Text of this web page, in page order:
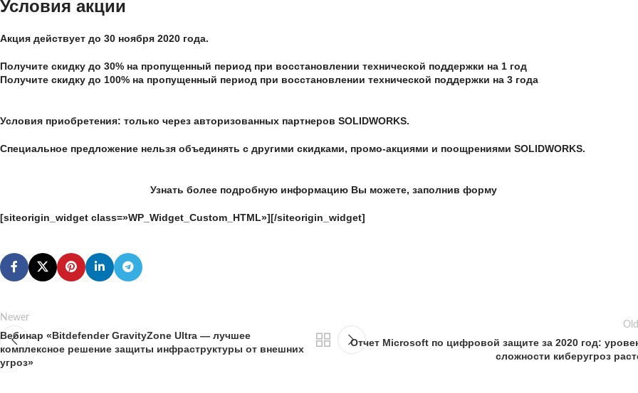
Условия акции
Акция действует до 30 ноября 2020 года.
Получите скидку до 30% на пропущенный период при восстановлении технической поддержки на 1 год
Получите скидку до 100% на пропущенный период при восстановлении технической поддержки на 3 года
Условия приобретения: только через авторизованных партнеров SOLIDWORKS.
Специальное предложение нельзя объединять с другими скидками, промо-акциями и поощрениями SOLIDWORKS.
Узнать более подробную информацию Вы можете, заполнив форму
[siteorigin_widget class=»WP_Widget_Custom_HTML»][/siteorigin_widget]
Newer
Вебинар «Bitdefender GravityZone Ultra — лучшее
комплексное решение защиты инфраструктуры от внешних
угроз»
Отчет Microsoft по цифровой защите за 2020 год:
сложности киберугроз